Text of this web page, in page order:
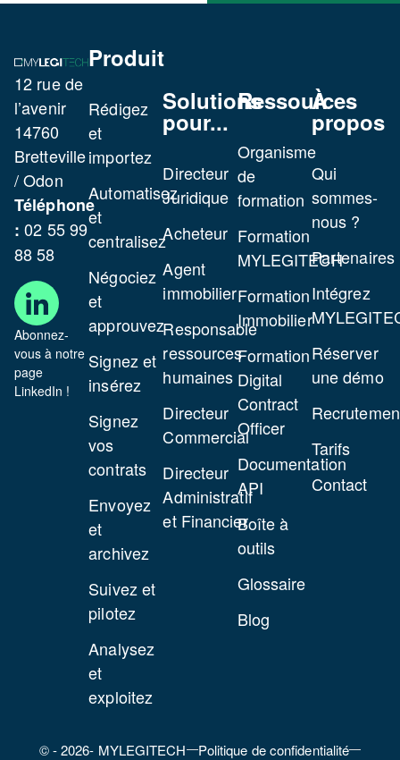
12 rue de
l’avenir
14760
Bretteville
/ Odon
Téléphone
: 02 55 99
88 58
Abonnez-
vous à notre
page
LinkedIn !
Produit
Rédigez
et
importez
Automatisez
et
centralisez
Négociez
et
approuvez
Signez et
insérez
Signez
vos
contrats
Envoyez
et
archivez
Suivez et
pilotez
Analysez
et
exploitez
Solutions
pour...
Directeur
Juridique
Acheteur
Agent
immobilier
Responsable
ressources
humaines
Directeur
Commercial
Directeur
Administratif
et Financier
Ressources
Organisme
de
formation
Formation
MYLEGITECH
Formation
Immobilier
Formation
Digital
Contract
Officer
Documentation
API
Boîte à
outils
Glossaire
Blog
À
propos
Qui
sommes-
nous ?
Partenaires
Intégrez
Réserver
une démo
Tarifs
Contact
© - 2026- MYLEGITECH Politique de confidentialité